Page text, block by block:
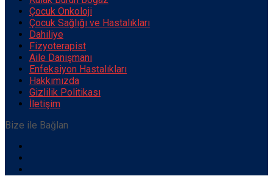
Çocuk Onkoloji
Çocuk Sağlığı ve Hastalıkları
Dahiliye
Fizyoterapist
Aile Danışmanı
Enfeksiyon Hastalıkları
Hakkımızda
Gizlilik Politikası
İletişim
Bize ile Bağlan